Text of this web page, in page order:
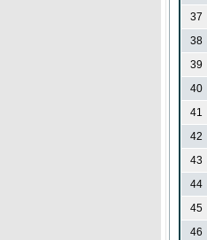
37
38
39
40
41
42
43
44
45
46